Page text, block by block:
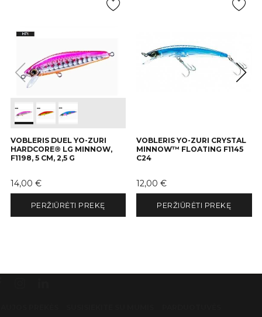
VOBLERIS DUEL YO-ZURI
HARDCORE® LG MINNOW,
F1198, 5 CM, 2,5 G
Kaina
14,00 €
PERŽIŪRĖTI PREKĘ
VOBLERIS YO-ZURI CRYSTAL
MINNOW™ FLOATING F1145
C24
Kaina
12,00 €
PERŽIŪRĖTI PREKĘ